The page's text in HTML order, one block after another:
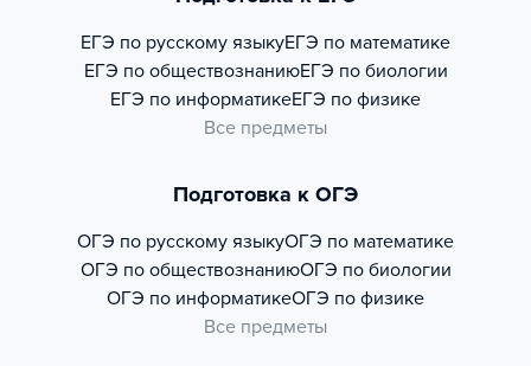
ЕГЭ по русскому языкуЕГЭ по математике
ЕГЭ по обществознаниюЕГЭ по биологии
ЕГЭ по информатикеЕГЭ по физике
Все предметы
Подготовка к ОГЭ
ОГЭ по русскому языкуОГЭ по математике
ОГЭ по обществознаниюОГЭ по биологии
ОГЭ по информатикеОГЭ по физике
Все предметы